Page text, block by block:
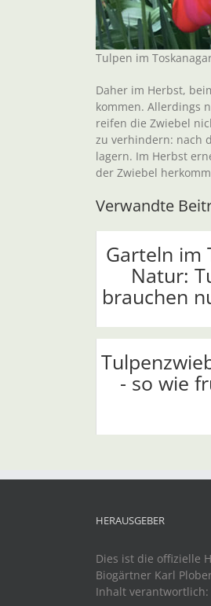
Tulpen im
Daher im Herbst,
kommen. Allerdings
reifen die Zwiebel
zu verhindern: nach
lagern. Im Herbst
der Zwiebel
Verwandte
Garteln im
Natur:
brauchen
- so wie
HERAUSGEBER
Dies ist die offizielle
Biogärtner Karl
Inhalt verantwortlich: